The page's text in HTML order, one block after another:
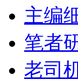
主编
笔者
老司